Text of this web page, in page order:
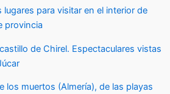
lugares para visitar en el interior de
provincia
de Chirel. Espectaculares vistas
los muertos (Almería), de las playas